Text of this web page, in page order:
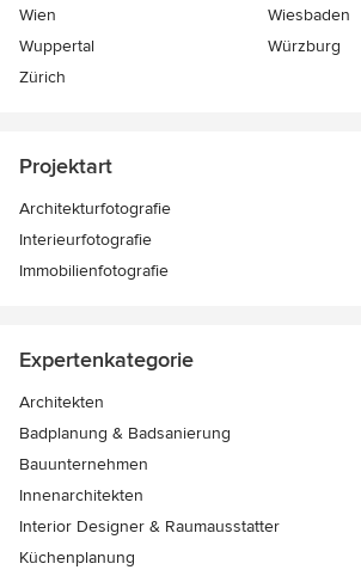
Wien
Wiesbaden
Wuppertal
Würzburg
Zürich
Projektart
Architekturfotografie
Interieurfotografie
Immobilienfotografie
Expertenkategorie
Architekten
Badplanung & Badsanierung
Bauunternehmen
Innenarchitekten
Interior Designer & Raumausstatter
Küchenplanung